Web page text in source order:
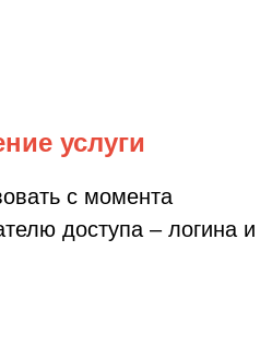
услуги
с момента
доступа – логина и